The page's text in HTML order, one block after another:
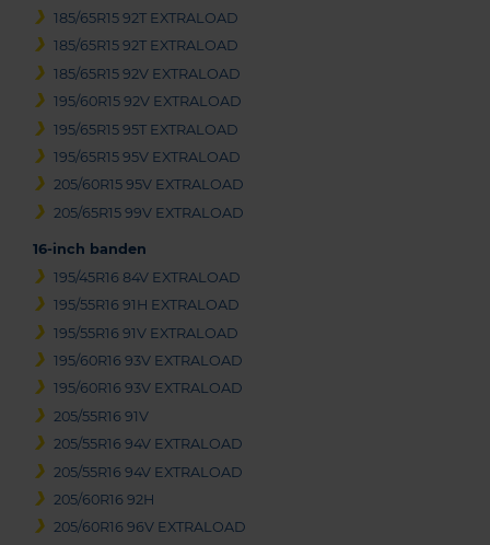
185/65R15 92T EXTRALOAD
185/65R15 92T EXTRALOAD
185/65R15 92V EXTRALOAD
195/60R15 92V EXTRALOAD
195/65R15 95T EXTRALOAD
195/65R15 95V EXTRALOAD
205/60R15 95V EXTRALOAD
205/65R15 99V EXTRALOAD
16-inch banden
195/45R16 84V EXTRALOAD
195/55R16 91H EXTRALOAD
195/55R16 91V EXTRALOAD
195/60R16 93V EXTRALOAD
195/60R16 93V EXTRALOAD
205/55R16 91V
205/55R16 94V EXTRALOAD
205/55R16 94V EXTRALOAD
205/60R16 92H
205/60R16 96V EXTRALOAD